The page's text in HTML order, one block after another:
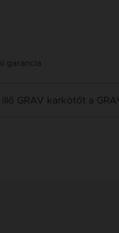
garancia
GRAV karkötőt a